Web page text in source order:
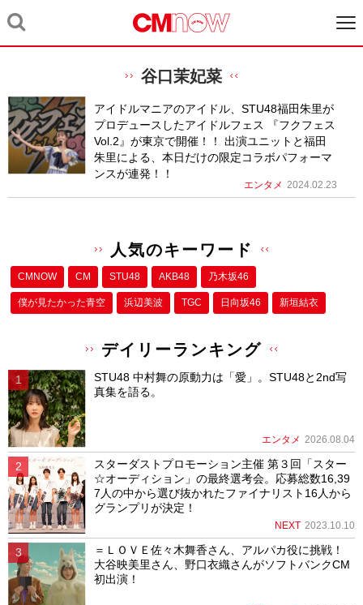
谷口茉妃菜
アイドルマニアのアイドル、STU48福田朱里が
プロデュースしたアイドルフェス 『フクフェス
Vol.2』が東京で開催！！ 出演ユニットと福田
朱里による、本日だけの限定コラボパフォーマ
ンスが連発！！
エンタメ 2024.02.23
人気のキーワード
CMNOW CM STU48 AKB48 乃木坂46
僕が⾒たかった⻘空 浜辺美波 TGC 日向坂46 新垣結衣
デイリーランキング
STU48 中村舞の原動力は「愛」。STU48と2nd写
真集を語る。
エンタメ 2026.08.04
スターダストプロモーション主催 第３回「スター
☆オーディション」の最終選考会。応募総数16,39
7人の中から選び抜かれたファイナリスト16人から
グランプリが決定！
NEXT 2023.10.10
＝ＬＯＶＥ佐々木舞香さん、アルパカ役に挑戦！
大谷映美里さん、野口衣織さんがソフトバンクCM
初出演！